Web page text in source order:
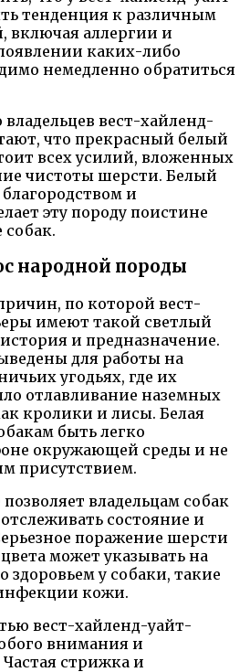
тенденция к различным
включая аллергии и
каких-либо
немедленно обратиться
вест-хайленд-
что прекрасный белый
всех усилий, вложенных
чистоты шерсти. Белый
и
эту породу поистине
народной породы
по которой вест-
имеют такой светлый
и предназначение.
для работы на
угодьях, где их
отлавливание наземных
кролики и лисы. Белая
быть легко
окружающей среды и не
присутствием.
владельцам собак
состояние и
поражение шерсти
может указывать на
здоровьем у собаки, такие
кожи.
вест-хайленд-уайт-
внимания и
Частая стрижка и